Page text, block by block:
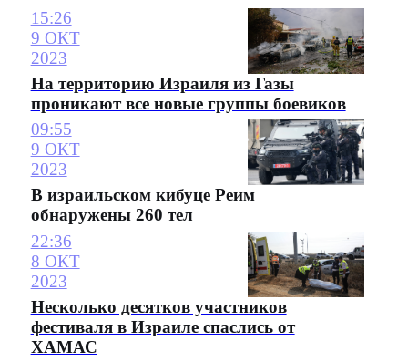
15:26
9 ОКТ
2023
На территорию Израиля из Газы
проникают все новые группы боевиков
09:55
9 ОКТ
2023
В израильском кибуце Реим
обнаружены 260 тел
22:36
8 ОКТ
2023
Несколько десятков участников
фестиваля в Израиле спаслись от
ХАМАС